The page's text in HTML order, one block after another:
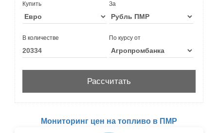
Купить За
В количестве По курсу от
Мониторинг цен на топливо в ПМР